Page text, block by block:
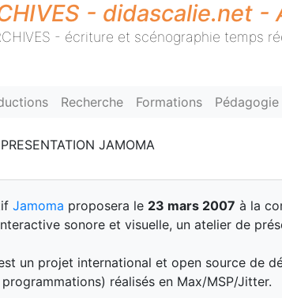
- didascalie.net -
- écriture et scénographie temps
Recherche Formations Pédagogie
JAMOMA
Jamoma proposera le 23 mars 2007 à la
sonore et visuelle, un atelier de
un projet international et open source de
réalisés en Max/MSP/Jitter.